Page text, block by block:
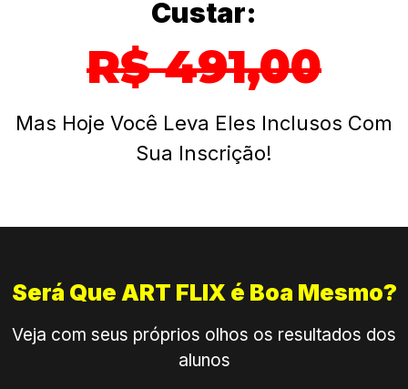
Custar:
R$ 491,00
Mas Hoje Você Leva Eles Inclusos Com
Sua Inscrição!
Será Que ART FLIX é Boa Mesmo?
Veja com seus próprios olhos os resultados dos
alunos